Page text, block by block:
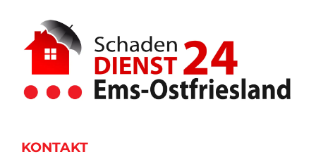
KONTAKT